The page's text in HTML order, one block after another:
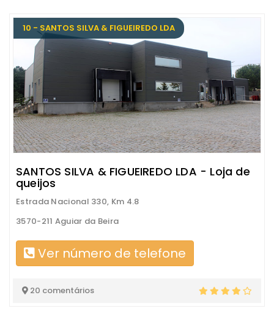
10 - SANTOS SILVA & FIGUEIREDO LDA
SANTOS SILVA & FIGUEIREDO LDA - Loja de
queijos
Estrada Nacional 330, Km 4.8
3570-211 Aguiar da Beira
Ver número de telefone
20 comentários